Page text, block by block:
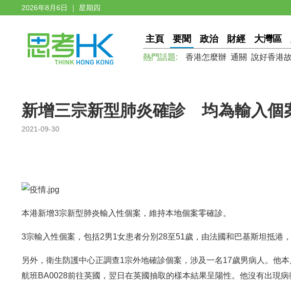
2026年8月6日 ｜ 星期四
主頁 要聞 政治 財經 大灣區
熱門話題: 香港怎麼辦 通關 說好香港
新增三宗新型肺炎確診 均為輸入個
2021-09-30
本港新增3宗新型肺炎輸入性個案，維持本地個案零確診。
3宗輸入性個案，包括2男1女患者分別28至51歲，由法國和巴基斯坦抵港
另外，衛生防護中心正調查1宗外地確診個案，涉及一名17歲男病人。他
航班BA0028前往英國，翌日在英國抽取的樣本結果呈陽性。他沒有出現